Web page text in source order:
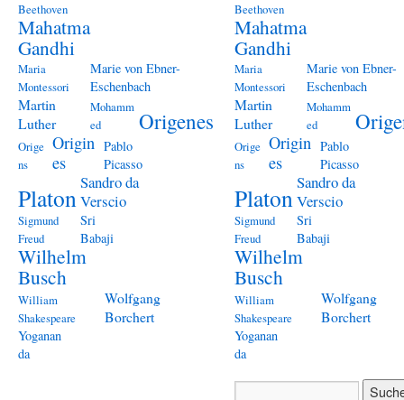
Beethoven
Mahatma
Gandhi
Maria
Montessori
Marie von Ebner-
Eschenbach
Martin
Luther
Mohamm
ed
Origenes
Orige
ns
Origin
es
Pablo
Picasso
Platon
Sandro da
Verscio
Sigmund
Freud
Sri
Babaji
Wilhelm
Busch
William
Shakespeare
Wolfgang
Borchert
Yoganan
da
Beethoven
Mahatma
Gandhi
Maria
Montessori
Marie von Ebner-
Eschenbach
Martin
Luther
Mohamm
ed
Orige
ns
Origin
es
Pablo
Picasso
Platon
Sandro da
Verscio
Sigmund
Freud
Sri
Babaji
Wilhelm
Busch
William
Shakespeare
Wolfgang
Borchert
Yoganan
da